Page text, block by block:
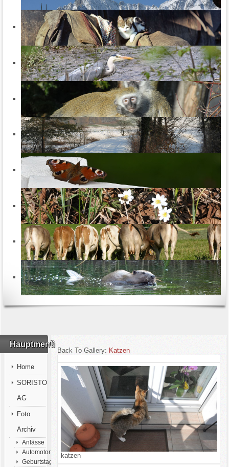
Hauptmenü
Home
SORISTO
AG
Foto
Archiv
Anlässe
Automotorsport
Geburtstage
Back To Gallery: Katzen
katzen